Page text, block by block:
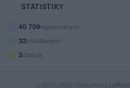
STATISTIKY
40 709registrovaných
32přihlášených
5chatuje
© 2011–2026 Chatujme.cz LuRy.cz